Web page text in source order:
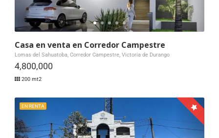
Casa en venta en Corredor Campestre
Lomas del Sahuatoba, Corredor Campestre, Victoria de Durango
4,800,000
200 mt2
EN RENTA